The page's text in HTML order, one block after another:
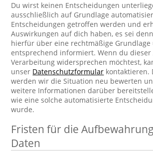
Du wirst keinen Entscheidungen
ausschließlich auf Grundlage
Entscheidungen getroffen werden und
Auswirkungen auf dich haben, es sei
hierfür über eine rechtmäßige
entsprechend informiert. Wenn du
Verarbeitung widersprechen möchtest,
unser Datenschutzformular kontaktieren.
werden wir die Situation neu bewerten
weitere Informationen darüber
wie eine solche automatisierte
wurde.
Fristen für die
Daten